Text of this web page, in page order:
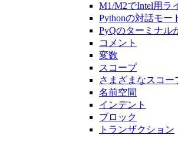
M1/M2でIntel用ラ
Pythonの対話モー
PyQのターミナル
コメント
変数
スコープ
さまざまなスコー
名前空間
インデント
ブロック
トランザクション